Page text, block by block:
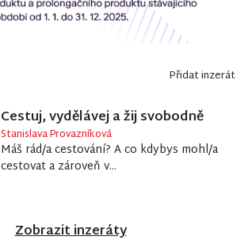
Přidat inzerát
Cestuj, vydělávej a žij svobodně
Stanislava Provazníková
Máš rád/a cestování? A co kdybys mohl/a
cestovat a zároveň v...
Zobrazit inzeráty